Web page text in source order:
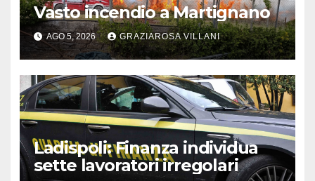
Vasto incendio a Martignano
AGO 5, 2026 GRAZIAROSA VILLANI
Ladispoli: Finanza individua
sette lavoratori irregolari